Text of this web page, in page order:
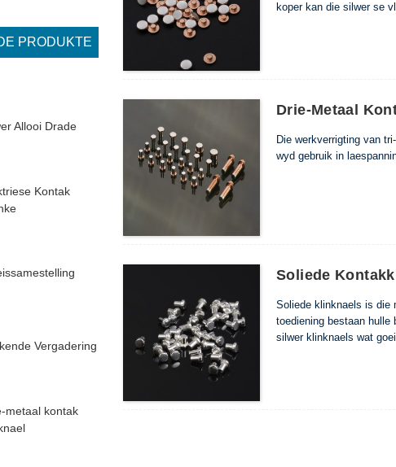
PRODUKTE
Allooi Drade
Kontak
Vergadering
metaal kontak
koper kan die silwer se
Drie-Metaal
Die werkverrigting van
wyd gebruik in
Soliede
Soliede klinknaels is die
toediening bestaan ​​hulle
silwer klinknaels wat